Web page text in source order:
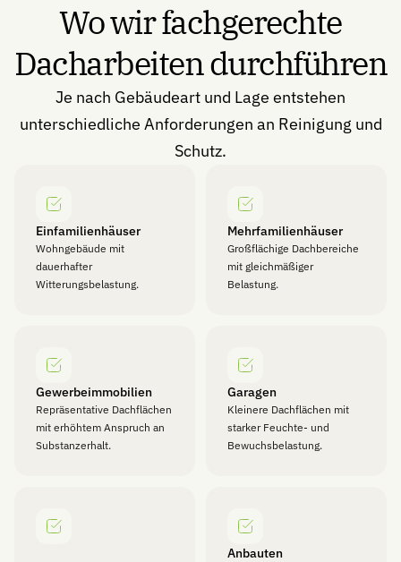
Wo wir fachgerechte
Dacharbeiten durchführen
Je nach Gebäudeart und Lage entstehen
unterschiedliche Anforderungen an Reinigung und
Schutz.
Einfamilienhäuser
Wohngebäude mit
dauerhafter
Witterungsbelastung.
Mehrfamilienhäuser
Großflächige Dachbereiche
mit gleichmäßiger
Belastung.
Gewerbeimmobilien
Repräsentative Dachflächen
mit erhöhtem Anspruch an
Substanzerhalt.
Garagen
Kleinere Dachflächen mit
starker Feuchte- und
Bewuchsbelastung.
Anbauten